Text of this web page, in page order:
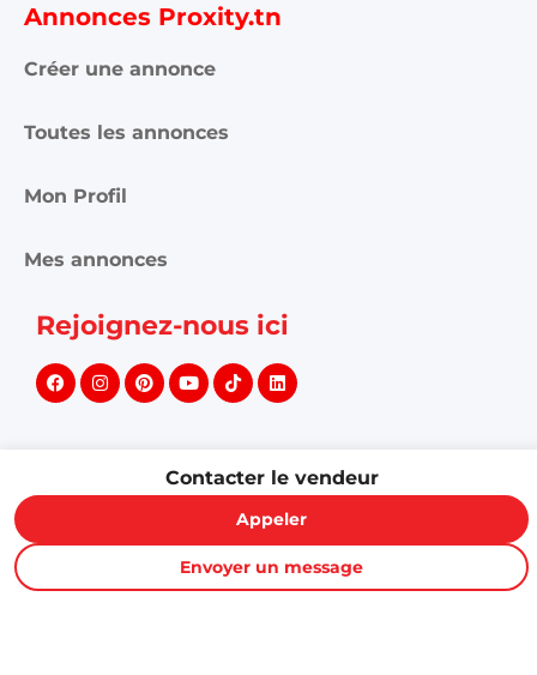
Contacter le vendeur
Appeler
Envoyer un message
Annonces Proxity.tn
Créer une annonce
Toutes les annonces
Mon Profil
Mes annonces
Rejoignez-nous ici
©2026PROXITY. Tous droits réservés.